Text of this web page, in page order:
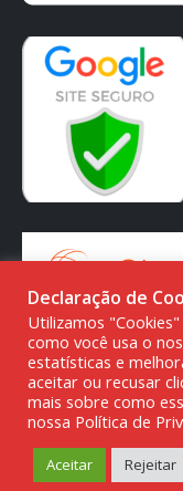
© DMG PARTS
Declaração de
Utilizamos
como você usa o
estatísticas e
aceitar ou recusar
mais sobre como
nossa Política de
Aceitar Rejeitar